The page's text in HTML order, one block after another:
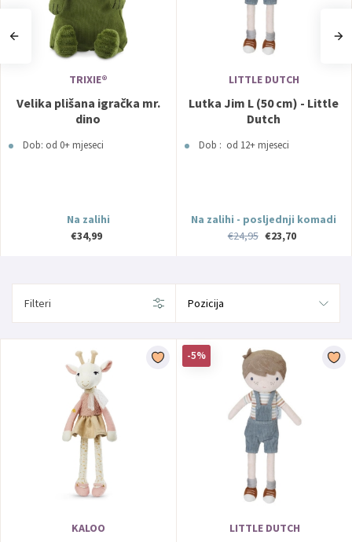
TRIXIE®
Velika plišana igračka mr.
dino
Dob: od 0+ mjeseci
Na zalihi
€34,99
LITTLE DUTCH
Lutka Jim L (50 cm) - Little
Dutch
Dob : od 12+ mjeseci
Na zalihi - posljednji komadi
€24,95 €23,70
Filteri
KALOO
-5%
LITTLE DUTCH